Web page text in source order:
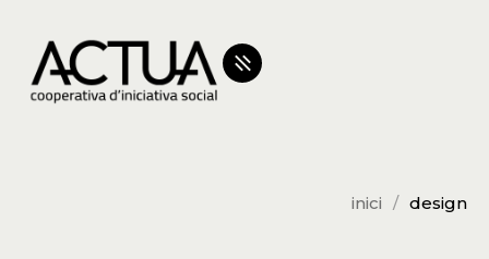
inici design